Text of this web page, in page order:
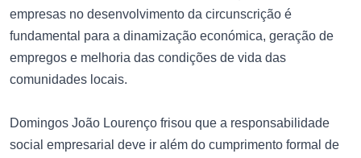
empresas no desenvolvimento da circunscrição é
fundamental para a dinamização económica, geração de
empregos e melhoria das condições de vida das
comunidades locais.
Domingos João Lourenço frisou que a responsabilidade
social empresarial deve ir além do cumprimento formal de